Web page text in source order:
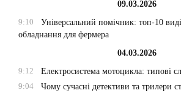
09.03.2026
9:10
Універсальний помічник: топ-10
обладнання для фермера
04.03.2026
9:12
Електросистема мотоцикла: типові
9:04
Чому сучасні детективи та трилери